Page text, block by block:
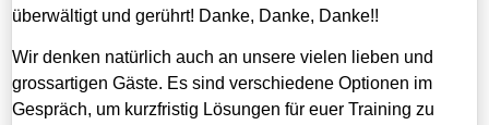
überwältigt und gerührt! Danke, Danke, Danke!!
Wir denken natürlich auch an unsere vielen lieben und
grossartigen Gäste. Es sind verschiedene Optionen im
Gespräch, um kurzfristig Lösungen für euer Training zu